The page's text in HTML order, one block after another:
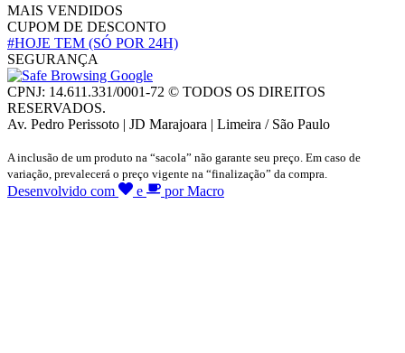
MAIS VENDIDOS
CUPOM DE DESCONTO
#HOJE TEM (SÓ POR 24H)
SEGURANÇA
CPNJ: 14.611.331/0001-72 © TODOS OS DIREITOS
RESERVADOS.
Av. Pedro Perissoto | JD Marajoara | Limeira / São Paulo
A inclusão de um produto na “sacola” não garante seu preço. Em caso de
variação, prevalecerá o preço vigente na “finalização” da compra.
Desenvolvido com e por Macro